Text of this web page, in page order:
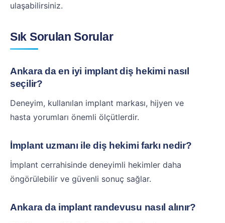
ulaşabilirsiniz.
Sık Sorulan Sorular
Ankara da en iyi implant diş hekimi nasıl
seçilir?
Deneyim, kullanılan implant markası, hijyen ve
hasta yorumları önemli ölçütlerdir.
İmplant uzmanı ile diş hekimi farkı nedir?
İmplant cerrahisinde deneyimli hekimler daha
öngörülebilir ve güvenli sonuç sağlar.
Ankara da implant randevusu nasıl alınır?